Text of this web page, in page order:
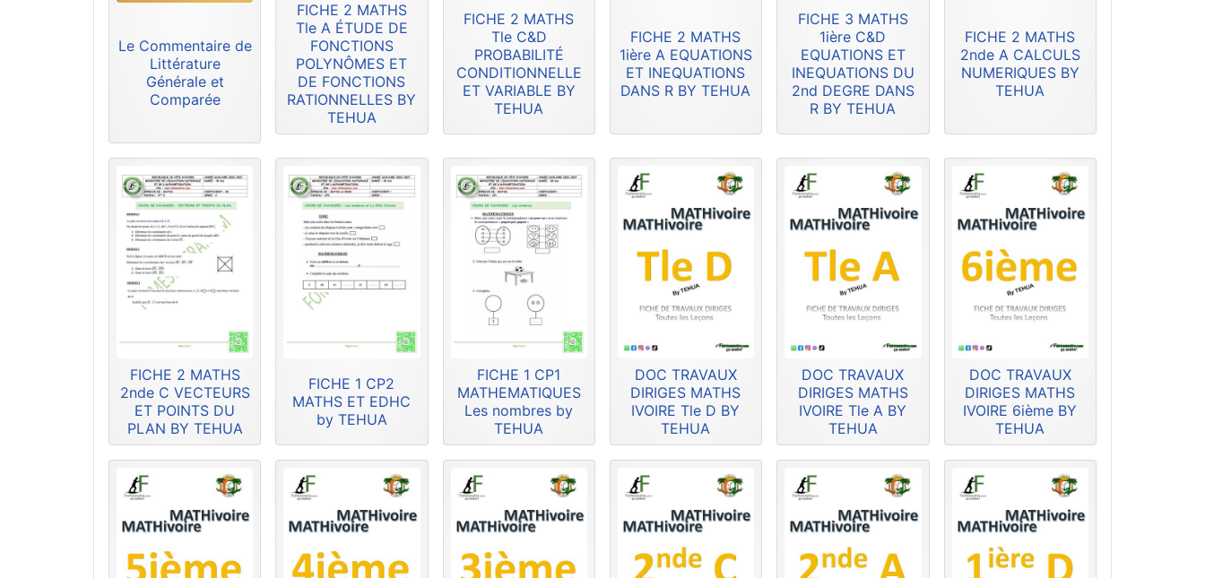
Le Commentaire de
Littérature
Générale et
Comparée
FICHE 2 MATHS
Tle A ÉTUDE DE
FONCTIONS
POLYNÔMES ET
DE FONCTIONS
RATIONNELLES BY
TEHUA
FICHE 2 MATHS
Tle C&D
PROBABILITÉ
CONDITIONNELLE
ET VARIABLE BY
TEHUA
FICHE 2 MATHS
1ière A EQUATIONS
ET INEQUATIONS
DANS R BY TEHUA
FICHE 3 MATHS
1ière C&D
EQUATIONS ET
INEQUATIONS DU
2nd DEGRE DANS
R BY TEHUA
FICHE 2 MATHS
2nde A CALCULS
NUMERIQUES BY
TEHUA
FICHE 2 MATHS
2nde C VECTEURS
ET POINTS DU
PLAN BY TEHUA
FICHE 1 CP2
MATHS ET EDHC
by TEHUA
FICHE 1 CP1
MATHEMATIQUES
Les nombres by
TEHUA
DOC TRAVAUX
DIRIGES MATHS
IVOIRE Tle D BY
TEHUA
DOC TRAVAUX
DIRIGES MATHS
IVOIRE Tle A BY
TEHUA
DOC TRAVAUX
DIRIGES MATHS
IVOIRE 6ième BY
TEHUA